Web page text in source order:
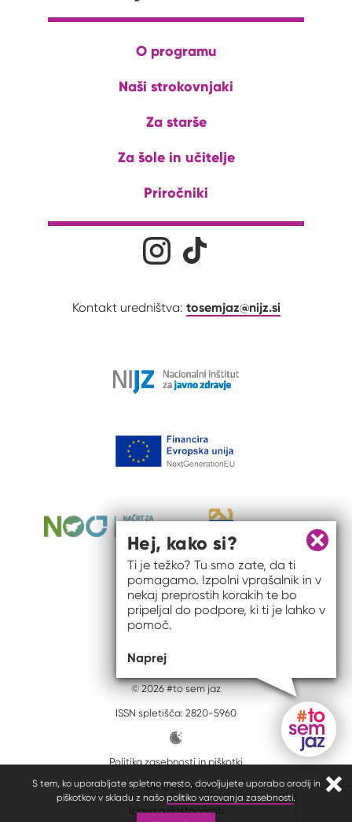
S tem, ko uporabljate spletno mesto, dovoljujete uporabo orodij in
piškotkov v skladu z našo politiko varovanja zasebnosti.
O programu
Naši strokovnjaki
Za starše
Za šole in učitelje
Priročniki
Družabna omrežjaNa naš Instagram profil
Kontakt uredništva: tosemjaz@nijz.si
© 2026 #to sem jaz
ISSN spletišča: 2820-5960
Politika zasebnosti in piškotki
Pravno obvestilo
Izjava o dostopnosti
Gumb
Zapri
Hej, kako si?
Ti je težko? Tu smo zate, da ti
pomagamo. Izpolni vprašalnik in v
nekaj preprostih korakih te bo
pripeljal do podpore, ki ti je lahko v
pomoč.
Naprej